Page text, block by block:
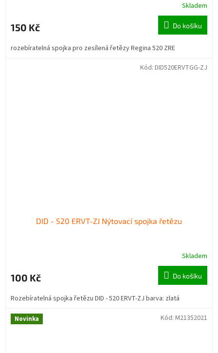
Skladem
150 Kč Do košíku
rozebíratelná spojka pro zesílená řetězy Regina 520 ZRE
DID - 520 ERVT-ZJ Nýtovací spojka řetězu
Skladem
100 Kč Do košíku
Rozebíratelná spojka řetězu DID - 520 ERVT-ZJ barva: zlatá
Kód: DID520ERVTGG-ZJ
Novinka Kód: M21352021